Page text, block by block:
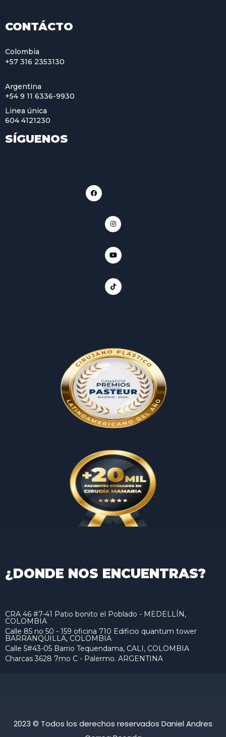
CONTÁCTO
Colombia
+57 316 2353130
Argentina
+54 9 11 6336-9930
Linea única
604 4121230
SÍGUENOS
¿DONDE NOS ENCUENTRAS?
CRA 46 #7-41 Patio bonito el Poblado - MEDELLÍN,
COLOMBIA
Calle 85 no 50 - 159 oficina 710 Edificio quantum tower
BARRANQUILLA, COLOMBIA
Calle 5#43-05 Barrio Tequendama, CALI, COLOMBIA
Charcas 3628 7mo C - Palermo. ARGENTINA
2023 © Todos los derechos reservados Daniel Andres